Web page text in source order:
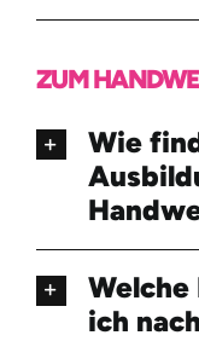
ZUM
Wie
ich